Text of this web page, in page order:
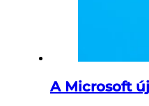
A Microsoft